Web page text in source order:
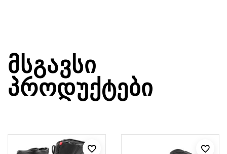
ᲛᲡᲒᲐᲕᲡᲘ
ᲞᲠᲝᲓᲣᲥᲢᲔᲑᲘ